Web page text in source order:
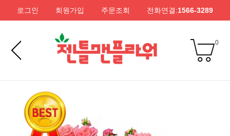
로그인 회원가입 주문조회 전화연결:1566-3289
0